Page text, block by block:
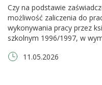
Czy na podstawie
możliwość zaliczenia do
wykonywania pracy przez
szkolnym 1996/1997, w
11.05.2026